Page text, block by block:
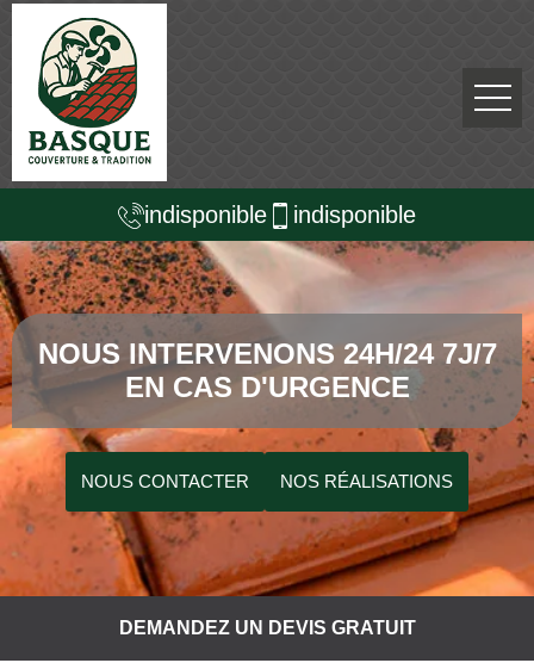
indisponible indisponible
NOUS INTERVENONS 24H/24 7J/7
EN CAS D'URGENCE
NOUS CONTACTER NOS RÉALISATIONS
DEMANDEZ UN DEVIS GRATUIT